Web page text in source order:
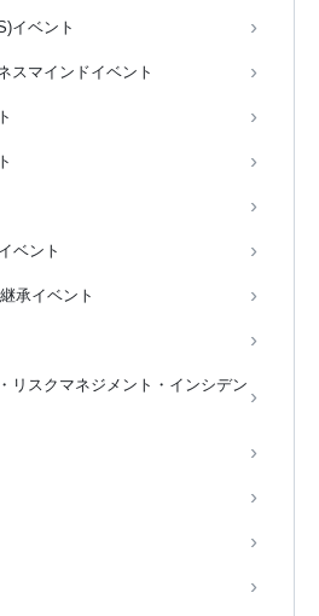
イベント
スマインドイベント
ベント
承イベント
リスクマネジメント・インシデン